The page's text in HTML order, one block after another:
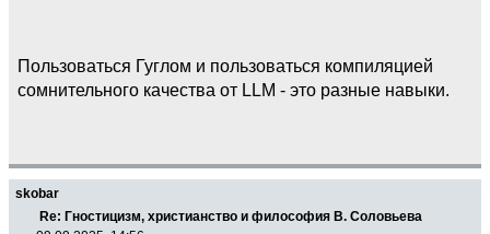
Пользоваться Гуглом и пользоваться компиляцией
сомнительного качества от LLM - это разные навыки.
skobar
Re: Гностицизм, христианство и философия В. Соловьева